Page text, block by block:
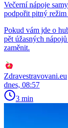
Večerní nápoje
podpořit pitný
Pokud vám jde o
pět úžasných
zaměnit.
Zdravestravovani.eu
dnes, 08:57
3 min